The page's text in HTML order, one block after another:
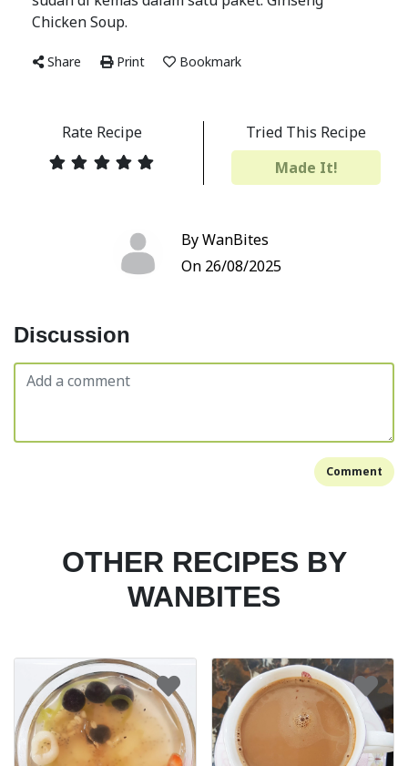
Chicken Soup.
Share Print Bookmark
Rate Recipe
Tried This Recipe
Made It!
By WanBites
On 26/08/2025
Discussion
Comment
OTHER RECIPES BY
WANBITES